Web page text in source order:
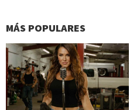
MÁS POPULARES